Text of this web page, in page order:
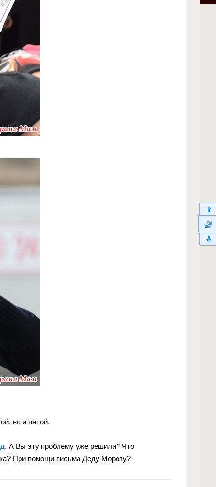
но и папой.
. А Вы эту проблему уже решили? Что
При помощи письма Деду Морозу?